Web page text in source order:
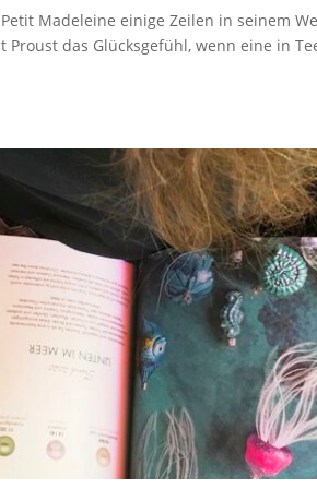
Madeleine einige Zeilen in seinem
das Glücksgefühl, wenn eine in